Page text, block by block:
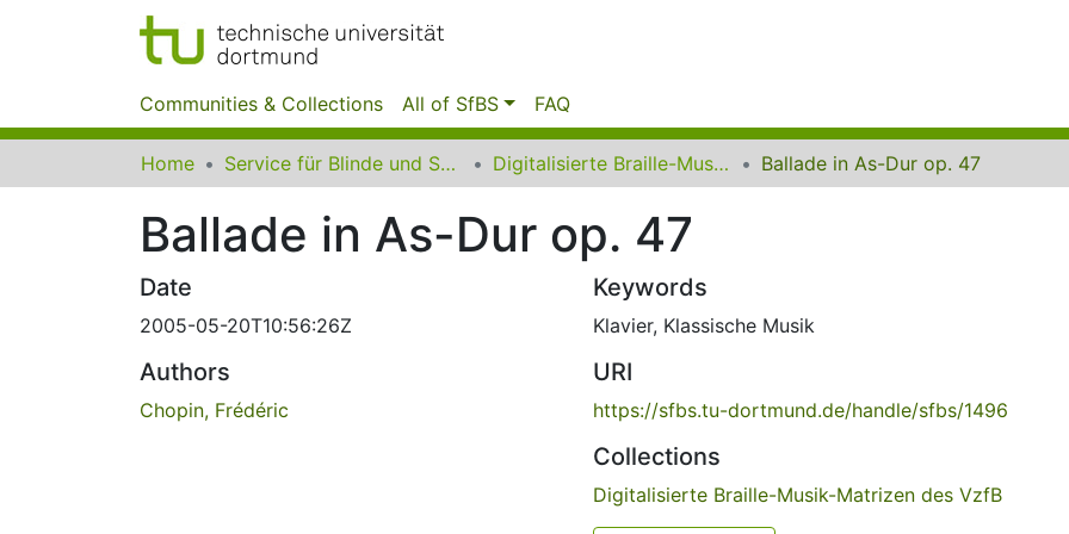
Communities & Collections All of SfBS FAQ
Home Service für Blinde und Sehbehinderte der UB Dortmund Digitalisierte Braille-Musik-Matrizen des VzfB Ballade in As-Dur op. 47
Ballade in As-Dur op. 47
Date
2005-05-20T10:56:26Z
Authors
Chopin, Frédéric
Keywords
Klavier, Klassische Musik
URI
https://sfbs.tu-dortmund.de/handle/sfbs/1496
Collections
Digitalisierte Braille-Musik-Matrizen des VzfB